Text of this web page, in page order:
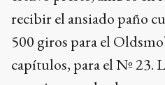
recibir el ansiado paño
500 giros para el
capítulos, para el Nº 23.